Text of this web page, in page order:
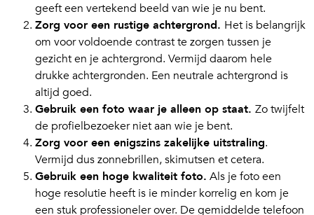
geeft een vertekend beeld van wie je nu bent.
Zorg voor een rustige achtergrond. Het is belangrijk
om voor voldoende contrast te zorgen tussen je
gezicht en je achtergrond. Vermijd daarom hele
drukke achtergronden. Een neutrale achtergrond is
altijd goed.
Gebruik een foto waar je alleen op staat. Zo twijfelt
de profielbezoeker niet aan wie je bent.
Zorg voor een enigszins zakelijke uitstraling.
Vermijd dus zonnebrillen, skimutsen et cetera.
Gebruik een hoge kwaliteit foto. Als je foto een
hoge resolutie heeft is ie minder korrelig en kom je
een stuk professioneler over. De gemiddelde telefoon